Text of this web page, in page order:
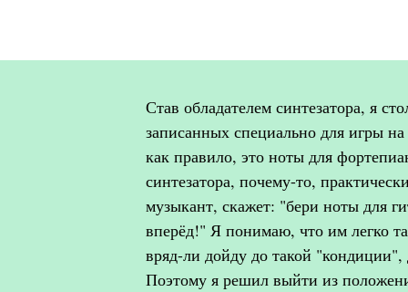
Став обладателем синтезатора, я
записанных специально для игры
как правило, это ноты для
синтезатора, почему-то,
музыкант, скажет: "бери ноты для
вперёд!" Я понимаю, что им легко
вряд-ли дойду до такой "кондиции",
Поэтому я решил выйти из